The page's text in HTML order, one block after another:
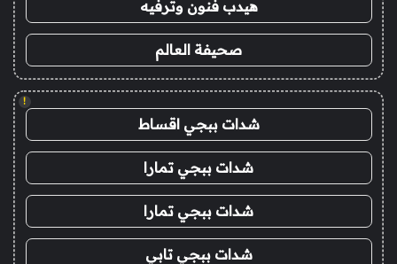
هيدب فنون وترفيه
صحيفة العالم
!
شدات ببجي اقساط
شدات ببجي تمارا
شدات ببجي تمارا
شدات ببجي تابي